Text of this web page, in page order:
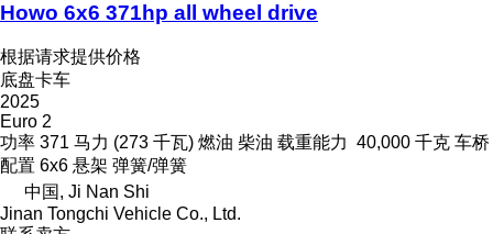
Howo 6x6 371hp all wheel drive
根据请求提供价格
底盘卡车
2025
Euro 2
功率 371 马力 (273 千瓦) 燃油 柴油 载重能力 40,000 千克 车桥
配置 6x6 悬架 弹簧/弹簧
中国, Ji Nan Shi
Jinan Tongchi Vehicle Co., Ltd.